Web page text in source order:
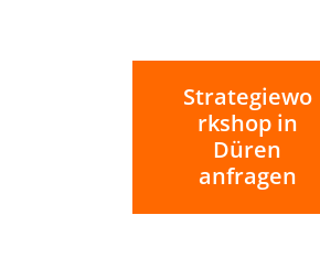
Strategiewo
rkshop in
Düren
anfragen